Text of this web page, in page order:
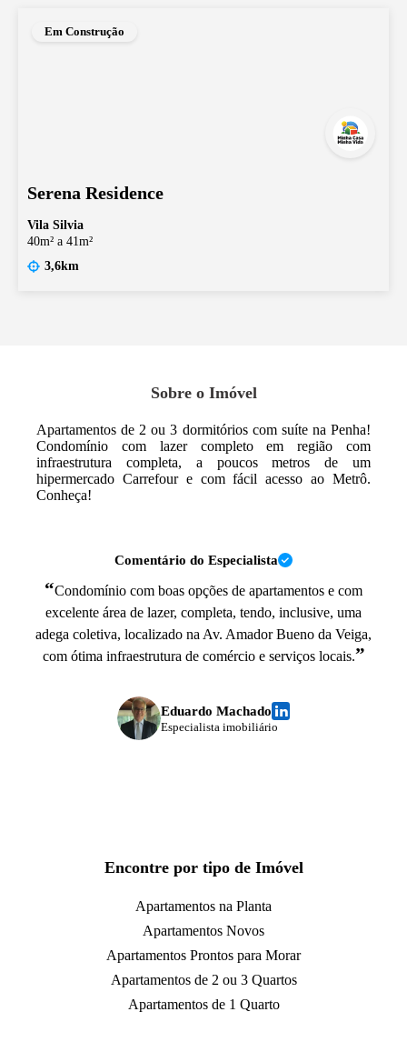
Em Construção
Serena Residence
Vila Silvia
40m² a 41m²
3,6km
Sobre o Imóvel
Apartamentos de 2 ou 3 dormitórios com suíte na Penha!
Condomínio com lazer completo em região com
infraestrutura completa, a poucos metros de um
hipermercado Carrefour e com fácil acesso ao Metrô.
Conheça!
Comentário do Especialista
“Condomínio com boas opções de apartamentos e com
excelente área de lazer, completa, tendo, inclusive, uma
adega coletiva, localizado na Av. Amador Bueno da Veiga,
com ótima infraestrutura de comércio e serviços locais.”
Eduardo Machado
Especialista imobiliário
Encontre por tipo de Imóvel
Apartamentos na Planta
Apartamentos Novos
Apartamentos Prontos para Morar
Apartamentos de 2 ou 3 Quartos
Apartamentos de 1 Quarto